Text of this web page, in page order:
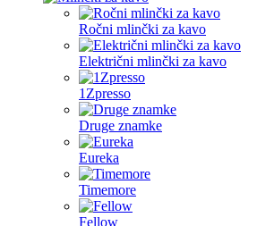
Ročni mlinčki za kavo
Električni mlinčki za kavo
1Zpresso
Druge znamke
Eureka
Timemore
Fellow